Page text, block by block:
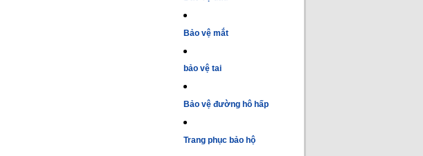
Bảo vệ mắt
bảo vệ tai
Bảo vệ đường hô hấp
Trang phục bảo hộ